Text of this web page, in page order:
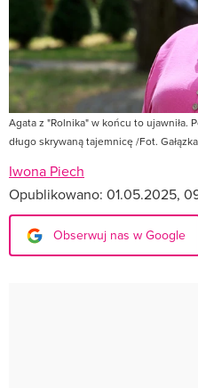
Agata z "Rolnika" w końcu to ujawniła.
długo skrywaną tajemnicę /Fot.
Iwona Piech
Opublikowano: 01.05.2025,
Obserwuj nas w Google